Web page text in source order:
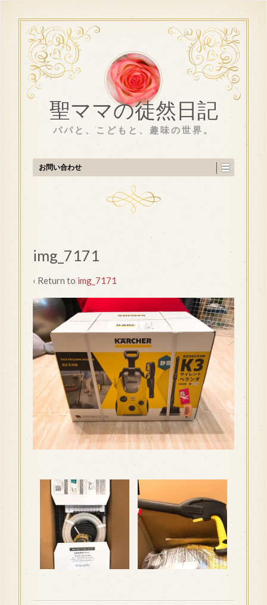
聖ママの徒然日記
パパと、こどもと、趣味の世界。
お問い合わせ
img_7171
‹ Return to img_7171